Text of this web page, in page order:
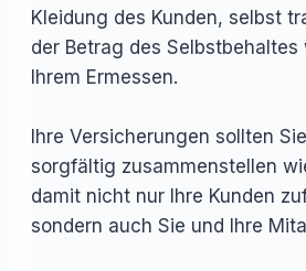
Kleidung des Kunden, selbst
der Betrag des Selbstbehaltes
Ihrem Ermessen.
Ihre Versicherungen sollten
sorgfältig zusammenstellen
damit nicht nur Ihre Kunden
sondern auch Sie und Ihre